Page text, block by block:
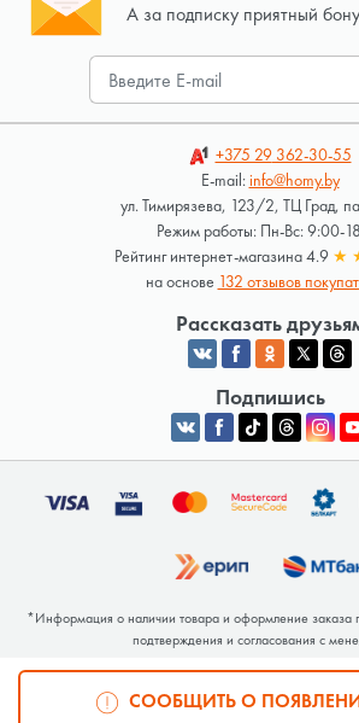
СООБЩИТЬ О
А за подписку приятный
+375 29362-30-55
E-mail:info@homy.by
ул. Тимирязева, 123/2, ТЦ Град,
Режим работы: Пн-Вс: 9:00-
Рейтинг интернет-магазина 4.9 ★
на основе 132 отзывов
Рассказать
Подпишись
*Информация о наличии товара и оформление заказа
подтверждения и согласования с
Общество с ограниченной ответственностью
220062, г. Минск, ул. Тимирязева, дом 123, корп. 2,
220062, г. Минск, ул. Тимирязева, дом 123, корп.